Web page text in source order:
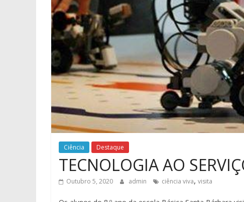
Ciência Destaque
TECNOLOGIA AO
Outubro 5, 2020 admin ciência viva, visita